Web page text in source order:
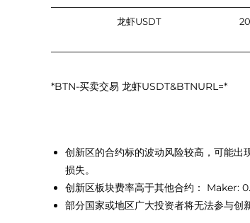
龙虾USDT
*BTN-买卖交易 龙虾USDT&BTNURL=*
创新区的合约标的波动风险较高，可能出
损失。
创新区板块费率高于其他合约： Maker:
部分国家或地区广大投资者将无法参与创